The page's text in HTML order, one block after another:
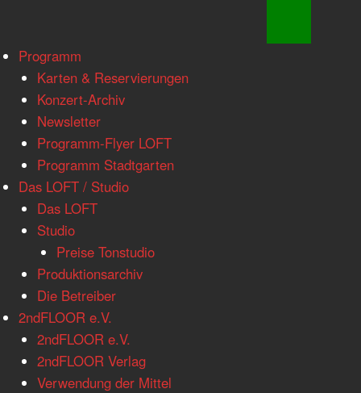
www.loftkoeln.de
navigation
Skip
content
Programm
Karten & Reservierungen
Konzert-Archiv
Newsletter
Programm-Flyer LOFT
Programm Stadtgarten
Das LOFT / Studio
Das LOFT
Studio
Preise Tonstudio
Produktionsarchiv
Die Betreiber
2ndFLOOR e.V.
2ndFLOOR e.V.
2ndFLOOR Verlag
Verwendung der Mittel